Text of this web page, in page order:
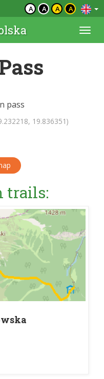
A A A A
pass
19.836351)
trails: